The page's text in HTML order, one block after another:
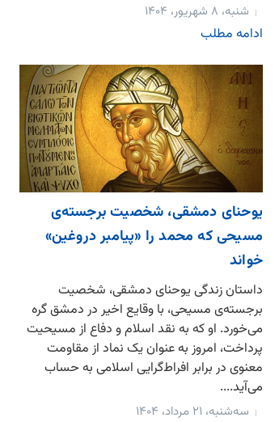
شنبه، ۸ شهریور، ۱۴۰۴
ادامه مطلب
یوحنای دمشقی، شخصیت برجسته‌ی
مسیحی که محمد را «پیامبر دروغین»
خواند
داستان زندگی یوحنای دمشقی، شخصیت
برجسته‌ی مسیحی، با وقایع اخیر در دمشق گره
می‌خورد. او که به نقد اسلام و دفاع از مسیحیت
پرداخت، امروز به عنوان یک نماد از مقاومت
معنوی در برابر افراط‌گرایی اسلامی به حساب
می‌آید....
سه‌شنبه، ۲۱ مرداد، ۱۴۰۴